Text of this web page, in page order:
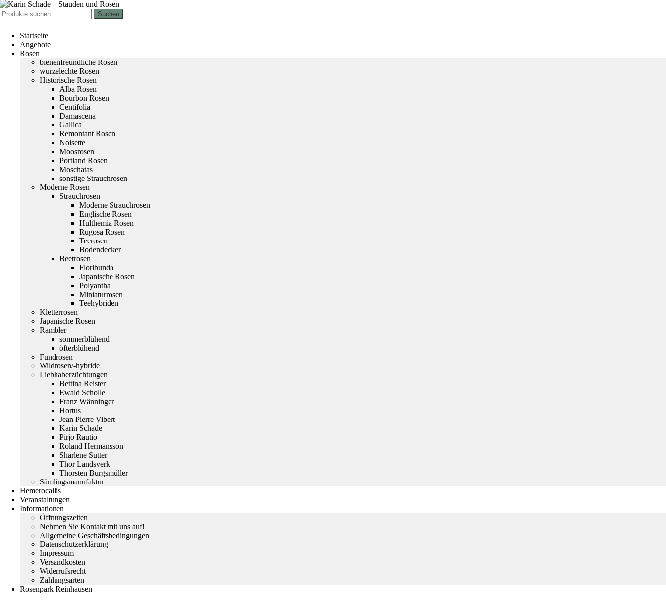
Zur
Navigation
springen
Zum
Inhalt
springen
Suchen
nach:
Suchen
Startseite
Angebote
Rosen
bienenfreundliche Rosen
wurzelechte Rosen
Historische Rosen
Alba Rosen
Bourbon Rosen
Centifolia
Damascena
Gallica
Remontant Rosen
Noisette
Moosrosen
Portland Rosen
Moschatas
sonstige Strauchrosen
Moderne Rosen
Strauchrosen
Moderne Strauchrosen
Englische Rosen
Hulthemia Rosen
Rugosa Rosen
Teerosen
Bodendecker
Beetrosen
Floribunda
Japanische Rosen
Polyantha
Miniaturrosen
Teehybriden
Kletterrosen
Japanische Rosen
Rambler
sommerblühend
öfterblühend
Fundrosen
Wildrosen/-hybride
Liebhaberzüchtungen
Bettina Reister
Ewald Scholle
Franz Wänninger
Hortus
Jean Pierre Vibert
Karin Schade
Pirjo Rautio
Roland Hermansson
Sharlene Sutter
Thor Landsverk
Thorsten Burgsmüller
Sämlingsmanufaktur
Hemerocallis
Veranstaltungen
Informationen
Öffnungszeiten
Nehmen Sie Kontakt mit uns auf!
Allgemeine Geschäftsbedingungen
Datenschutzerklärung
Impressum
Versandkosten
Widerrufsrecht
Zahlungsarten
Rosenpark Reinhausen